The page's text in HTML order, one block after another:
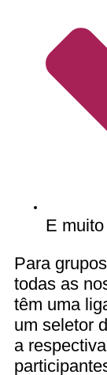
E
Para
todas as
têm uma
um seletor
a